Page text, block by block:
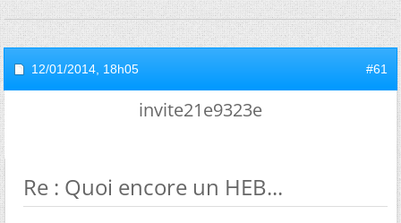
12/01/2014, 18h05 #61
invite21e9323e
Re : Quoi encore un HEB...